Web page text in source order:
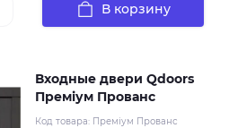
В корзину
Входные двери Qdoors
Преміум Прованс
Код товара: Преміум Прованс